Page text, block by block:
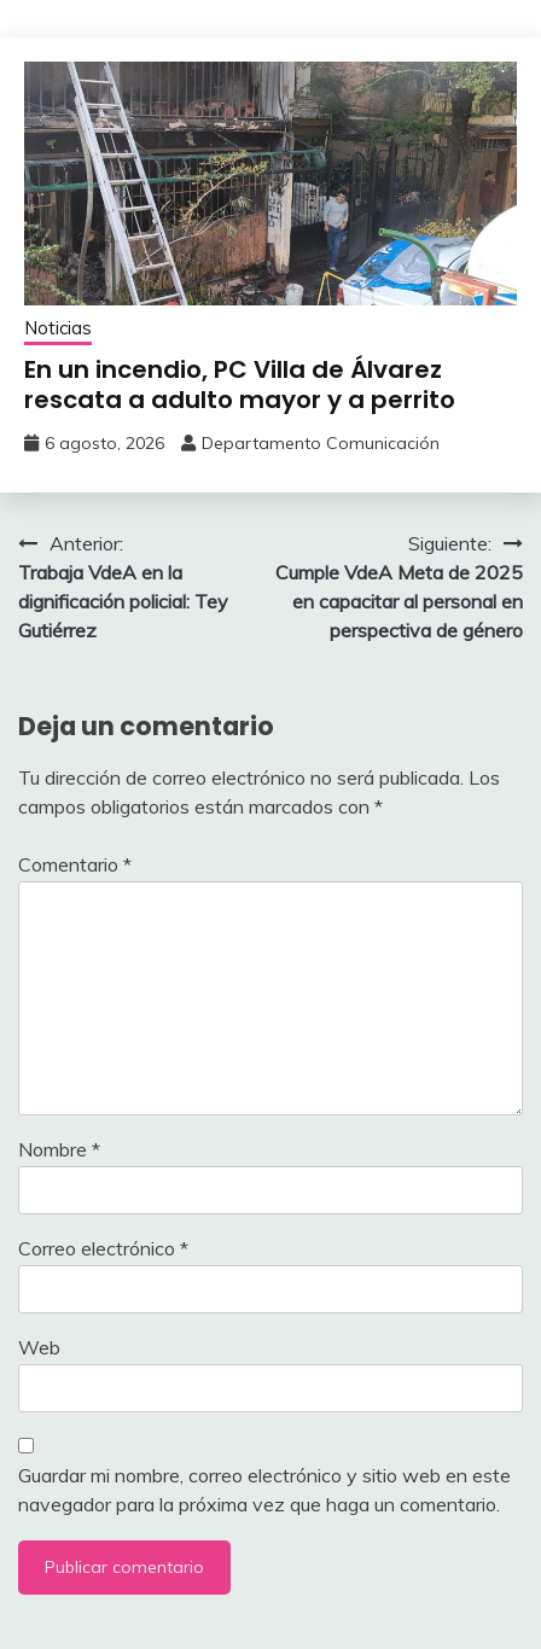
Noticias
En un incendio, PC Villa de Álvarez
‎rescata a adulto mayor y a perrito
6 agosto, 2026 Departamento Comunicación
Navegación
de
entradas
Anterior:
Trabaja VdeA en la
dignificación policial: Tey
Gutiérrez
Siguiente:
Cumple VdeA Meta de 2025
en capacitar al personal en
perspectiva de género
Deja un comentario
Tu dirección de correo electrónico no será publicada. Los
campos obligatorios están marcados con *
Comentario *
Nombre *
Correo electrónico *
Web
Guardar mi nombre, correo electrónico y sitio web en este
navegador para la próxima vez que haga un comentario.